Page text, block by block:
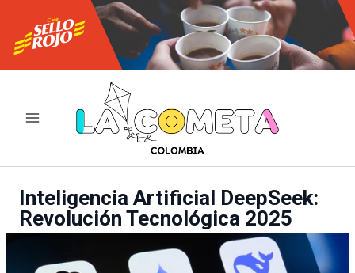
contenido
Inteligencia Artificial DeepSeek:
Revolución Tecnológica 2025